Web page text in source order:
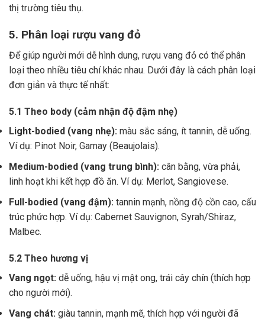
thị trường tiêu thụ.
5. Phân loại rượu vang đỏ
Để giúp người mới dễ hình dung, rượu vang đỏ có thể phân
loại theo nhiều tiêu chí khác nhau. Dưới đây là cách phân loại
đơn giản và thực tế nhất:
5.1 Theo body (cảm nhận độ đậm nhẹ)
Light-bodied (vang nhẹ): màu sắc sáng, ít tannin, dễ uống.
Ví dụ: Pinot Noir, Gamay (Beaujolais).
Medium-bodied (vang trung bình): cân bằng, vừa phải,
linh hoạt khi kết hợp đồ ăn. Ví dụ: Merlot, Sangiovese.
Full-bodied (vang đậm): tannin mạnh, nồng độ cồn cao, cấu
trúc phức hợp. Ví dụ: Cabernet Sauvignon, Syrah/Shiraz,
Malbec.
5.2 Theo hương vị
Vang ngọt: dễ uống, hậu vị mật ong, trái cây chín (thích hợp
cho người mới).
Vang chát: giàu tannin, mạnh mẽ, thích hợp với người đã